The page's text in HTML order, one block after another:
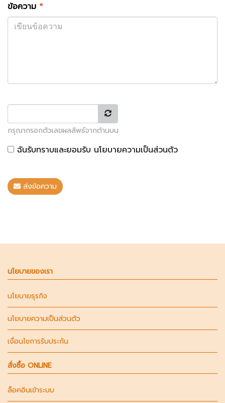
ข้อความ *
กรุณากรอกตัวเลขผลลัพธ์จากด้านบน
ฉันรับทราบและยอมรับ นโยบายความเป็นส่วนตัว
ส่งข้อความ
นโยบายของเรา
นโยบายธุรกิจ
นโยบายความเป็นส่วนตัว
เงื่อนไขการรับประกัน
สั่งซื้อ ONLINE
ล็อคอินเข้าระบบ